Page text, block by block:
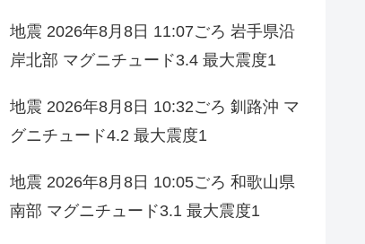
地震 2026年8月8日 11:07ごろ 岩手県沿
岸北部 マグニチュード3.4 最大震度1
地震 2026年8月8日 10:32ごろ 釧路沖 マ
グニチュード4.2 最大震度1
地震 2026年8月8日 10:05ごろ 和歌山県
南部 マグニチュード3.1 最大震度1